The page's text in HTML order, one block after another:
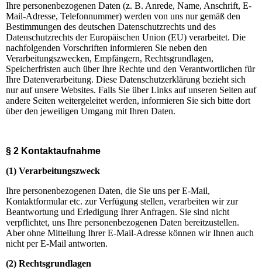
Ihre personenbezogenen Daten (z. B. Anrede, Name, Anschrift, E-
Mail-Adresse, Telefonnummer) werden von uns nur gemäß den
Bestimmungen des deutschen Datenschutzrechts und des
Datenschutzrechts der Europäischen Union (EU) verarbeitet. Die
nachfolgenden Vorschriften informieren Sie neben den
Verarbeitungszwecken, Empfängern, Rechtsgrundlagen,
Speicherfristen auch über Ihre Rechte und den Verantwortlichen für
Ihre Datenverarbeitung. Diese Datenschutzerklärung bezieht sich
nur auf unsere Websites. Falls Sie über Links auf unseren Seiten auf
andere Seiten weitergeleitet werden, informieren Sie sich bitte dort
über den jeweiligen Umgang mit Ihren Daten.
§ 2 Kontaktaufnahme
(1) Verarbeitungszweck
Ihre personenbezogenen Daten, die Sie uns per E-Mail,
Kontaktformular etc. zur Verfügung stellen, verarbeiten wir zur
Beantwortung und Erledigung Ihrer Anfragen. Sie sind nicht
verpflichtet, uns Ihre personenbezogenen Daten bereitzustellen.
Aber ohne Mitteilung Ihrer E-Mail-Adresse können wir Ihnen auch
nicht per E-Mail antworten.
(2) Rechtsgrundlagen